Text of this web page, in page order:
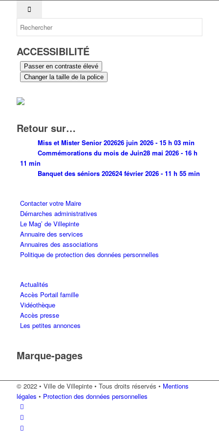
ACCESSIBILITÉ
Passer en contraste élevé
Changer la taille de la police
Retour sur…
Miss et Mister Senior 202626 juin 2026 - 15 h 03 min
Commémorations du mois de Juin28 mai 2026 - 16 h
11 min
Banquet des séniors 202624 février 2026 - 11 h 55 min
Contacter votre Maire
Démarches administratives
Le Mag’ de Villepinte
Annuaire des services
Annuaires des associations
Politique de protection des données personnelles
Actualités
Accès Portail famille
Vidéothèque
Accès presse
Les petites annonces
Marque-pages
© 2022 • Ville de Villepinte • Tous droits réservés • Mentions
légales • Protection des données personnelles